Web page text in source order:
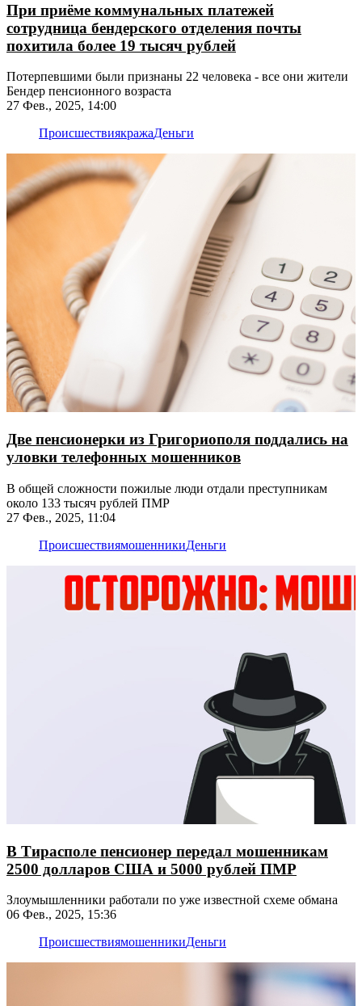
При приёме коммунальных платежей
сотрудница бендерского отделения почты
похитила более 19 тысяч рублей
Потерпевшими были признаны 22 человека - все они жители
Бендер пенсионного возраста
27 Фев., 2025, 14:00
ПроисшествиякражаДеньги
Две пенсионерки из Григориополя поддались на
уловки телефонных мошенников
В общей сложности пожилые люди отдали преступникам
около 133 тысяч рублей ПМР
27 Фев., 2025, 11:04
ПроисшествиямошенникиДеньги
В Тирасполе пенсионер передал мошенникам
2500 долларов США и 5000 рублей ПМР
Злоумышленники работали по уже известной схеме обмана
06 Фев., 2025, 15:36
ПроисшествиямошенникиДеньги